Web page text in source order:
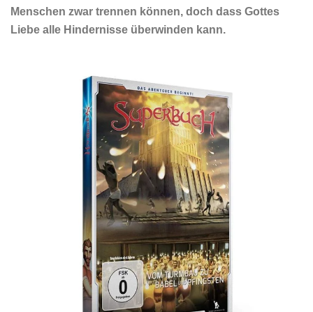
Menschen zwar trennen können, doch dass Gottes
Liebe alle Hindernisse überwinden kann.